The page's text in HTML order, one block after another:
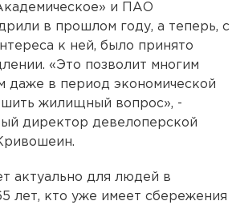
и ПАО
в прошлом году, а теперь, с
к ней, было принято
«Это позволит многим
даже в период экономической
жилищный вопрос», -
директор девелоперской
актуально для людей в
лет, кто уже имеет сбережения